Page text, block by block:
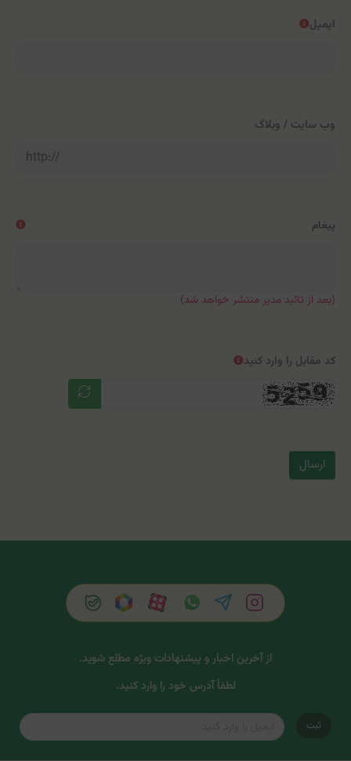
ایمیل
وب سایت / وبلاگ
پیغام
(بعد از تائید مدیر منتشر خواهد شد)
کد مقابل را وارد کنید
ارسال
از آخرین اخبار و پیشنهادات ویژه مطلع شوید.
لطفاً آدرس خود را وارد کنید.
ثبت